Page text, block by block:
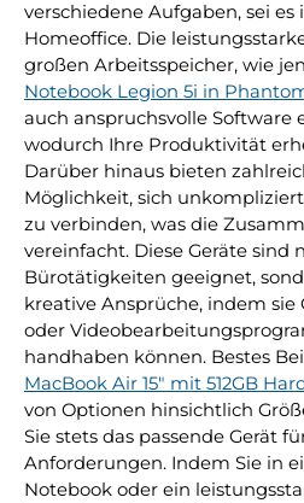
verschiedene Aufgaben, sei
Homeoffice. Die
großen Arbeitsspeicher, wie
Notebook Legion 5i in
auch anspruchsvolle Software
wodurch Ihre Produktivität
Darüber hinaus bieten
Möglichkeit, sich
zu verbinden, was die
vereinfacht. Diese Geräte sind
Bürotätigkeiten geeignet,
kreative Ansprüche, indem sie
oder
handhaben können. Bestes
MacBook Air 15" mit 512GB
von Optionen hinsichtlich
Sie stets das passende Gerät
Anforderungen. Indem Sie in
Notebook oder ein